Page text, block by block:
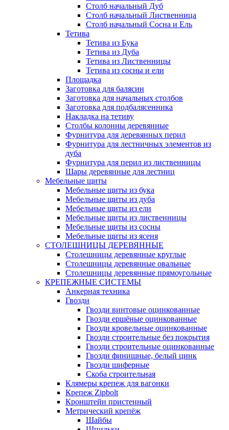
Столб начальный Дуб
Столб начальный Лиственница
Столб начальный Сосна и Ель
Тетива
Тетива из Бука
Тетива из Дуба
Тетива из Лиственницы
Тетива из сосны и ели
Площадка
Заготовка для балясин
Заготовка для начальных столбов
Заготовка для подбалясенника
Накладка на тетиву
Столбы колонны деревянные
Фурнитура для деревянных перил
Фурнитура для лестничных элементов из
дуба
Фурнитура для перил из лиственницы
Шары деревянные для лестниц
Мебельные щиты
Мебельные щиты из бука
Мебельные щиты из дуба
Мебельные щиты из ели
Мебельные щиты из лиственницы
Мебельные щиты из сосны
Мебельные щиты из ясеня
СТОЛЕШНИЦЫ ДЕРЕВЯННЫЕ
Столешницы деревянные круглые
Столешницы деревянные овальные
Столешницы деревянные прямоугольные
КРЕПЕЖНЫЕ СИСТЕМЫ
Анкерная техника
Гвозди
Гвозди винтовые оцинкованные
Гвозди ершёные оцинкованные
Гвозди кровельные оцинкованные
Гвозди строительные без покрытия
Гвозди строительные оцинкованные
Гвозди финишные, белый цинк
Гвозди шиферные
Скоба строительная
Клямеры крепеж для вагонки
Крепеж Zipbolt
Кронштейн пристенный
Метрический крепёж
Шайбы